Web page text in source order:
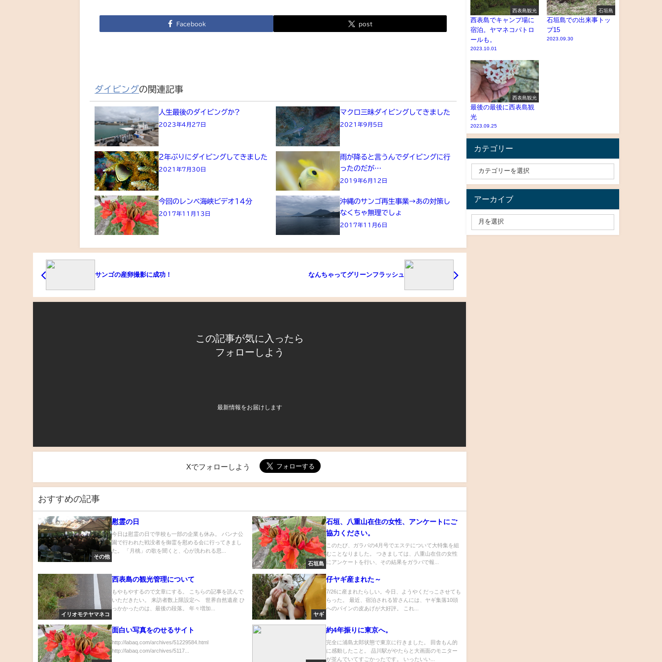
Facebook post
ダイビングの関連記事
人生最後のダイビングか?
2023年4月27日
マクロ三昧ダイビングしてきました
2021年9月5日
2年ぶりにダイビングしてきました
2021年7月30日
雨が降ると言うんでダイビングに行
ったのだが…
2019年6月12日
今回のレンベ海峡ビデオ14分
2017年11月13日
沖縄のサンゴ再生事業→あの対策し
なくちゃ無理でしょ
2017年11月6日
サンゴの産卵撮影に成功！ なんちゃってグリーンフラッシュ
この記事が気に入ったら
フォローしよう
最新情報をお届けします
Xでフォローしよう
おすすめの記事
その他
慰霊の日
今日は慰霊の日で学校も一部の企業も休み。 バンナ公
園で行われた戦没者を御霊を慰める会に行ってきまし
た。 「月桃」の歌を聞くと、心が洗われる思...
石垣島
石垣、八重山在住の女性、アンケートにご
協力ください。
このたび、ガラパの4月号でエステについて大特集を組
むことなりました。 つきましては、八重山在住の女性
にアンケートを行い、その結果をガラパで報...
イリオモテヤマネコ
西表島の観光管理について
もやもやするので文章にする。 こちらの記事を読んで
いただきたい。 来訪者数上限設定へ 世界自然遺産 ひ
っかかったのは、最後の段落。 年々増加...
ヤギ
仔ヤギ産まれた～
7/26に産まれたらしい。今日、ようやくだっこさせても
らった。 最近、宿泊される皆さんには、ヤギ集落10頭
へのパインの皮あげが大好評。 これ...
面白い写真をのせるサイト
http://labaq.com/archives/51229584.html
http://labaq.com/archives/5117...
約4年振りに東京へ。
完全に浦島太郎状態で東京に行きました。 田舎もん的
に感動したこと。 品川駅がやたらと大画面のモニター
が並んでいてすごかったです。 いったいい...
西表島観光
西表島でキャンプ場に
宿泊。ヤマネコパトロ
ールも。
2023.10.01
石垣島
石垣島での出来事トッ
プ15
2023.09.30
西表島観光
最後の最後に西表島観
光
2023.09.25
カテゴリー
アーカイブ